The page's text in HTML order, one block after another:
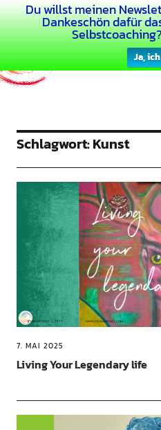
Du willst meinen
Dankeschön dafür
Ja,
Dein Buntes
Schlagwort:Kunst
7. MAI 2025
Living Your Legendary life